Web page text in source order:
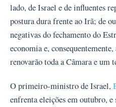
lado, de Israel e de influentes
postura dura frente ao Irã; de
negativas do fechamento do
economia e,
renovarão toda a Câmara e um
O primeiro-ministro de Israel,
enfrenta eleições em outubro,